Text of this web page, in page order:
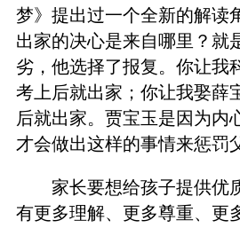
梦》提出过一个全新的解读
出家的决心是来自哪里？就
劣，他选择了报复。你让我
考上后就出家；你让我娶薛
后就出家。贾宝玉是因为内
才会做出这样的事情来惩罚
家长要想给孩子提供优
有更多理解、更多尊重、更